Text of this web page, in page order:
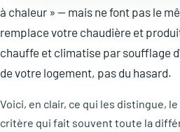
à chaleur » — mais ne font pas le
remplace votre chaudière et
chauffe et climatise par soufflage
de votre logement, pas du hasard.
Voici, en clair, ce qui les distingue,
critère qui fait souvent toute la